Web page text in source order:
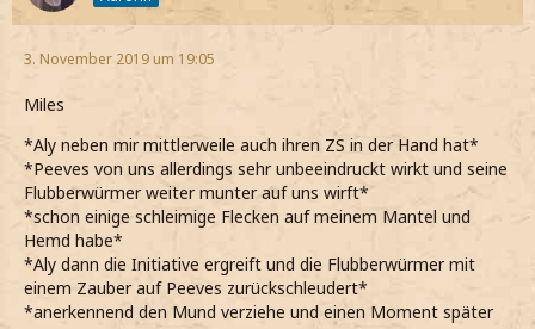
3. November 2019 um 19:05
Miles
*Aly neben mir mittlerweile auch ihren ZS in der Hand hat*
*Peeves von uns allerdings sehr unbeeindruckt wirkt und seine
Flubberwürmer weiter munter auf uns wirft*
*schon einige schleimige Flecken auf meinem Mantel und
Hemd habe*
*Aly dann die Initiative ergreift und die Flubberwürmer mit
einem Zauber auf Peeves zurückschleudert*
*anerkennend den Mund verziehe und einen Moment später